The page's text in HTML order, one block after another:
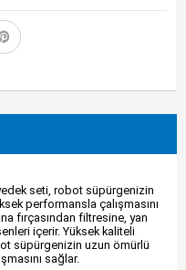
seti, robot süpürgenizin
performansla çalışmasını
fırçasından filtresine, yan
içerir. Yüksek kaliteli
süpürgenizin uzun ömürlü
sağlar.